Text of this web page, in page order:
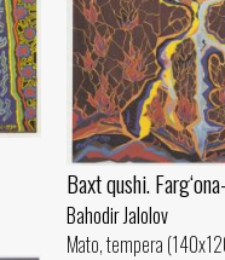
Baxt qushi.
Bahodir Jalolov
Mato, tempera